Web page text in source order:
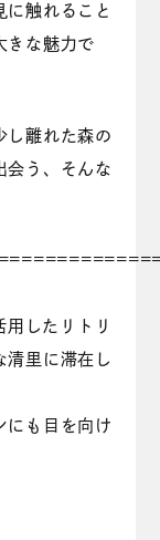
に触れること
きな魅力で
し離れた森の
会う、そんな
用したリトリ
清里に滞在し
にも目を向け